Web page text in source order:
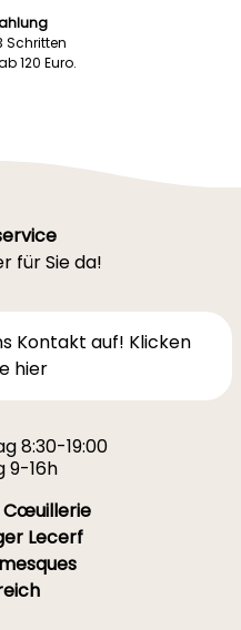
Schritten
120 Euro.
für Sie da!
Kontakt auf! Klicken
hier
8:30-19:00
9-16h
Cœuillerie
Lecerf